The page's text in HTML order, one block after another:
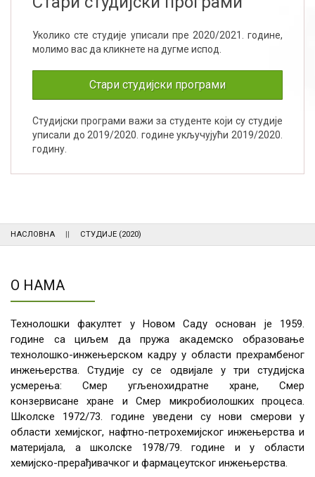
Уколико сте студије уписали пре 2020/2021. године,
молимо вас да кликнете на дугме испод.
Стари студијски програми
Студијски програми важи за студенте који су студије
уписали до 2019/2020. године укључујући 2019/2020.
годину.
НАСЛОВНА СТУДИЈЕ (2020)
О НАМА
Технолошки факултет у Новом Саду основан је 1959.
године са циљем да пружа академско образовање
технолошко-инжењерском кадру у области прехрамбеног
инжењерства. Студије су се одвијале у три студијска
усмерења: Смер угљенохидратне хране, Смер
конзервисане хране и Смер микробиолошких процеса.
Школске 1972/73. године уведени су нови смерови у
области хемијског, нафтно-петрохемијског инжењерства и
материјала, а школске 1978/79. године и у области
хемијско-прерађивачког и фармацеутског инжењерства.